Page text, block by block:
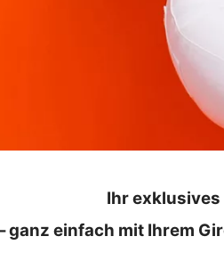
Ihr
ganz einfach mit Ihrem